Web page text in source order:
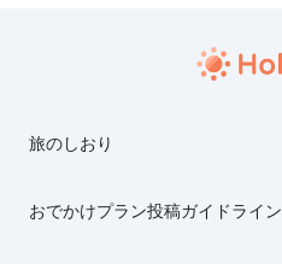
旅のしおり
おでかけプラン投稿ガイドライン